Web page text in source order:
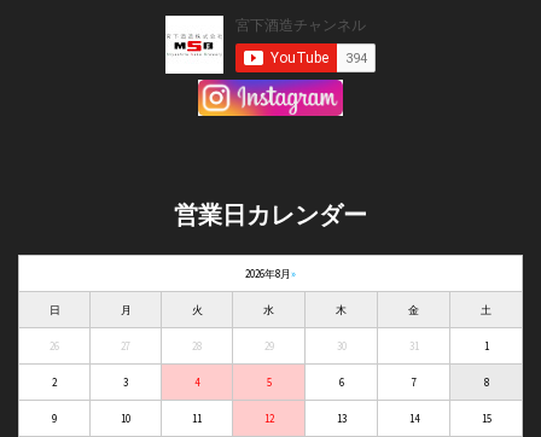
営業日カレンダー
2026年8月»
日 月 火 水 木 金 土
26 27 28 29 30 31 1
2 3 4 5 6 7 8
9 10 11 12 13 14 15